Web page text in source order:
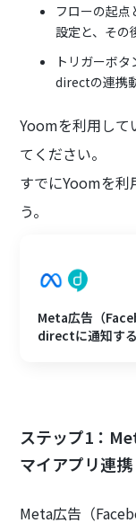
フローの起
設定と、そ
トリガーボ
directの連携
Yoomを利用して
てください。
すでにYoomを利
う。
Meta広告（
directに通知する
ステップ1：
マイアプリ連携
Meta広告（